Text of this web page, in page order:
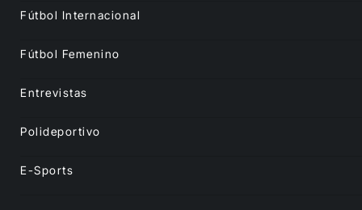
Fútbol Internacional
Fútbol Femenino
Entrevistas
Polideportivo
E-Sports